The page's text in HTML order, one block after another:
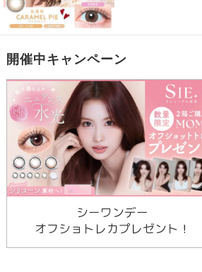
開催中キャンペーン
シーワンデー
オフショトレカプレゼント！